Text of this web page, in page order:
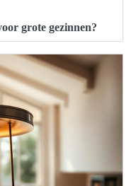
grote gezinnen?